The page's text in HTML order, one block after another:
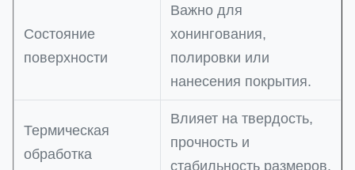
Состояние
поверхности
Важно для
хонингования,
полировки или
нанесения покрытия.
Термическая
обработка
Влияет на твердость,
прочность и
стабильность размеров.